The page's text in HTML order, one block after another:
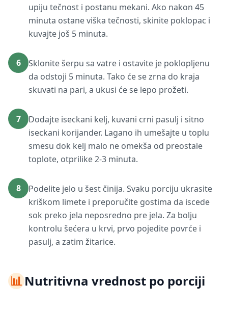
upiju tečnost i postanu mekani. Ako nakon 45
minuta ostane viška tečnosti, skinite poklopac i
kuvajte još 5 minuta.
6
Sklonite šerpu sa vatre i ostavite je poklopljenu
da odstoji 5 minuta. Tako će se zrna do kraja
skuvati na pari, a ukusi će se lepo prožeti.
7
Dodajte iseckani kelj, kuvani crni pasulj i sitno
iseckani korijander. Lagano ih umešajte u toplu
smesu dok kelj malo ne omekša od preostale
toplote, otprilike 2-3 minuta.
8
Podelite jelo u šest činija. Svaku porciju ukrasite
kriškom limete i preporučite gostima da iscede
sok preko jela neposredno pre jela. Za bolju
kontrolu šećera u krvi, prvo pojedite povrće i
pasulj, a zatim žitarice.
📊Nutritivna vrednost po porciji